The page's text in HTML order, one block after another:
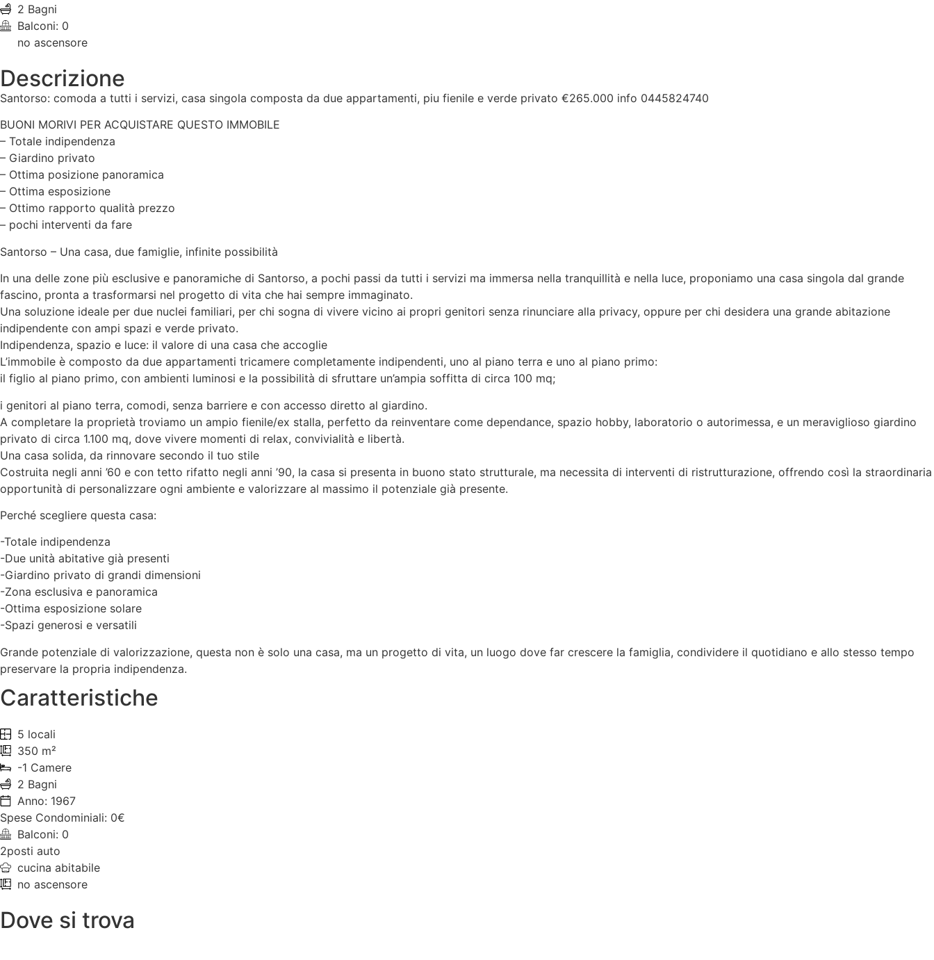
2 Bagni
Balconi: 0
no ascensore
Descrizione
Santorso: comoda a tutti i servizi, casa singola composta da due appartamenti, piu fienile e verde privato €265.000 info 0445824740
BUONI MORIVI PER ACQUISTARE QUESTO IMMOBILE
– Totale indipendenza
– Giardino privato
– Ottima posizione panoramica
– Ottima esposizione
– Ottimo rapporto qualità prezzo
– pochi interventi da fare
Santorso – Una casa, due famiglie, infinite possibilità
In una delle zone più esclusive e panoramiche di Santorso, a pochi passi da tutti i servizi ma immersa nella tranquillità e nella luce, proponiamo una casa singola dal grande
fascino, pronta a trasformarsi nel progetto di vita che hai sempre immaginato.
Una soluzione ideale per due nuclei familiari, per chi sogna di vivere vicino ai propri genitori senza rinunciare alla privacy, oppure per chi desidera una grande abitazione
indipendente con ampi spazi e verde privato.
Indipendenza, spazio e luce: il valore di una casa che accoglie
L’immobile è composto da due appartamenti tricamere completamente indipendenti, uno al piano terra e uno al piano primo:
il figlio al piano primo, con ambienti luminosi e la possibilità di sfruttare un’ampia soffitta di circa 100 mq;
i genitori al piano terra, comodi, senza barriere e con accesso diretto al giardino.
A completare la proprietà troviamo un ampio fienile/ex stalla, perfetto da reinventare come dependance, spazio hobby, laboratorio o autorimessa, e un meraviglioso giardino
privato di circa 1.100 mq, dove vivere momenti di relax, convivialità e libertà.
Una casa solida, da rinnovare secondo il tuo stile
Costruita negli anni ’60 e con tetto rifatto negli anni ’90, la casa si presenta in buono stato strutturale, ma necessita di interventi di ristrutturazione, offrendo così la straordinaria
opportunità di personalizzare ogni ambiente e valorizzare al massimo il potenziale già presente.
Perché scegliere questa casa:
-Totale indipendenza
-Due unità abitative già presenti
-Giardino privato di grandi dimensioni
-Zona esclusiva e panoramica
-Ottima esposizione solare
-Spazi generosi e versatili
Grande potenziale di valorizzazione, questa non è solo una casa, ma un progetto di vita, un luogo dove far crescere la famiglia, condividere il quotidiano e allo stesso tempo
preservare la propria indipendenza.
Caratteristiche
5 locali
350 m²
-1 Camere
2 Bagni
Anno: 1967
Spese Condominiali: 0€
Balconi: 0
2posti auto
cucina abitabile
no ascensore
Dove si trova